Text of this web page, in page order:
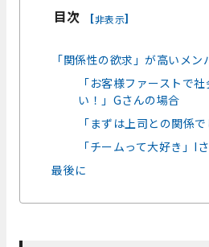
目次 [非表示]
「関係性の欲求」が高いメ
「お客様ファーストで
い！」Gさんの場合
「まずは上司との関係
「チームって大好き」I
最後に